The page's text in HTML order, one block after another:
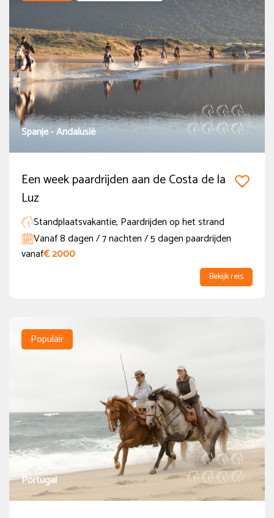
(19)
Vol in 2027
(1)
Extra Opties
1-persoons accommodatie
(208)
Niet-ruiter
(133)
Kindprogramma
(7)
Korting voor kinderen
(29)
Meer tonen
Spanje - Andalusië
Een week paardrijden aan de Costa de la
Luz
Standplaatsvakantie, Paardrijden op het strand
Vanaf 8 dagen / 7 nachten / 5 dagen paardrijden
vanaf€ 2000
Bekijk reis
Populair
Portugal